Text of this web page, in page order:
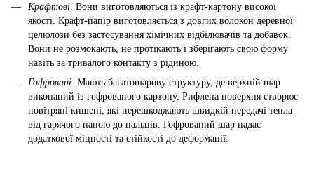
Крафтові . Вони виготовляються із крафт-картону високої
якості. Крафт-папір виготовляється з довгих волокон деревної
целюлози без застосування хімічних відбілювачів та добавок.
Вони не розмокають, не протікають і зберігають свою форму
навіть за тривалого контакту з рідиною.
Гофровані. Мають багатошарову структуру, де верхній шар
виконаний із гофрованого картону. Рифлена поверхня створює
повітряні кишені, які перешкоджають швидкій передачі тепла
від гарячого напою до пальців. Гофрований шар надає
додаткової міцності та стійкості до деформації.